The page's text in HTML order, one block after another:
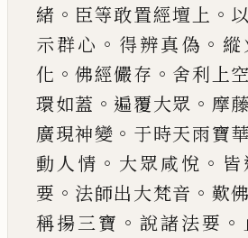
緒 。 臣等敢置經壇上 。
示群心 。 得辨真偽 。 縱
化 。佛經儼存 。 舍利上空
環如蓋 。 遍覆大眾 。 摩
廣現神變 。 于時天雨寶華
動人情 。 大眾咸悅 。
要 。 法師出大梵音 。 歎
稱揚三寶 。 說諸法要 。